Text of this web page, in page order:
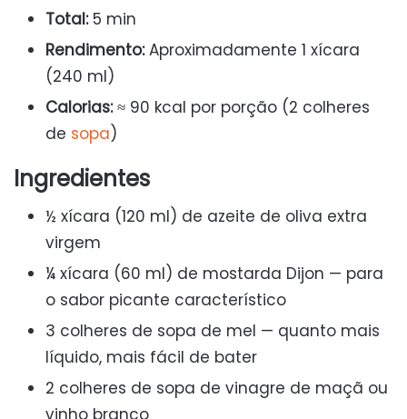
Total:5 min
Rendimento:Aproximadamente 1 xícara
(240 ml)
Calorias:≈ 90 kcal por porção (2 colheres
de sopa)
Ingredientes
½ xícara (120 ml) de azeite de oliva extra
virgem
¼ xícara (60 ml) de mostarda Dijon — para
o sabor picante característico
3 colheres de sopa de mel — quanto mais
líquido, mais fácil de bater
2 colheres de sopa de vinagre de maçã ou
vinho branco